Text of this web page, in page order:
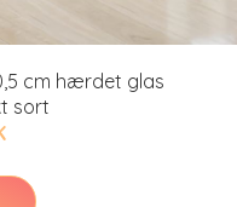
cm hærdet glas
sort